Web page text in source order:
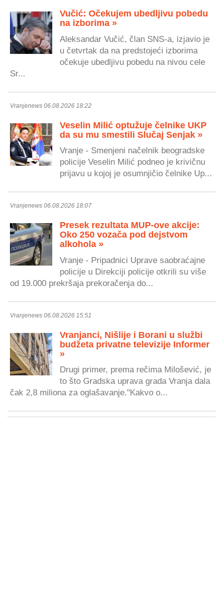
Vučić: Očekujem ubedljivu pobedu
na izborima »
Aleksandar Vučić, član SNS-a, izjavio je
u četvrtak da na predstojeći izborima
očekuje ubedljivu pobedu na nivou cele
Sr...
Vranjenews 06.08.2026 18:22
Veselin Milić optužuje čelnike UKP
da su mu smestili Slučaj Senjak »
Vranje - Smenjeni načelnik beogradske
policije Veselin Milić podneo je krivičnu
prijavu u kojoj je osumnjičio čelnike Up...
Vranjenews 06.08.2026 18:07
Presek rezultata MUP-ove akcije:
Oko 250 vozača pod dejstvom
alkohola »
Vranje - Pripadnici Uprave saobraćajne
policije u Direkciji policije otkrili su više
od 19.000 prekršaja prekoračenja do...
Vranjenews 06.08.2026 15:51
Vranjanci, Nišlije i Borani u službi
budžeta privatne televizije Informer
»
Drugi primer, prema rečima Milošević, je
to što Gradska uprava grada Vranja dala
čak 2,8 miliona za oglašavanje."Kakvo o...